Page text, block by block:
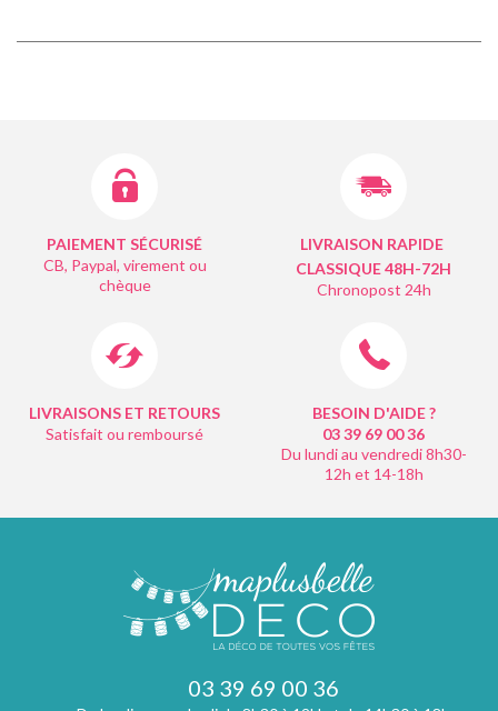
PAIEMENT SÉCURISÉ
CB, Paypal, virement ou
chèque
LIVRAISON RAPIDE
CLASSIQUE 48H-72H
Chronopost 24h
LIVRAISONS ET RETOURS
Satisfait ou remboursé
BESOIN D'AIDE ?
03 39 69 0036
Du lundi au vendredi 8h30-
12h et 14-18h
03 39 69 00 36